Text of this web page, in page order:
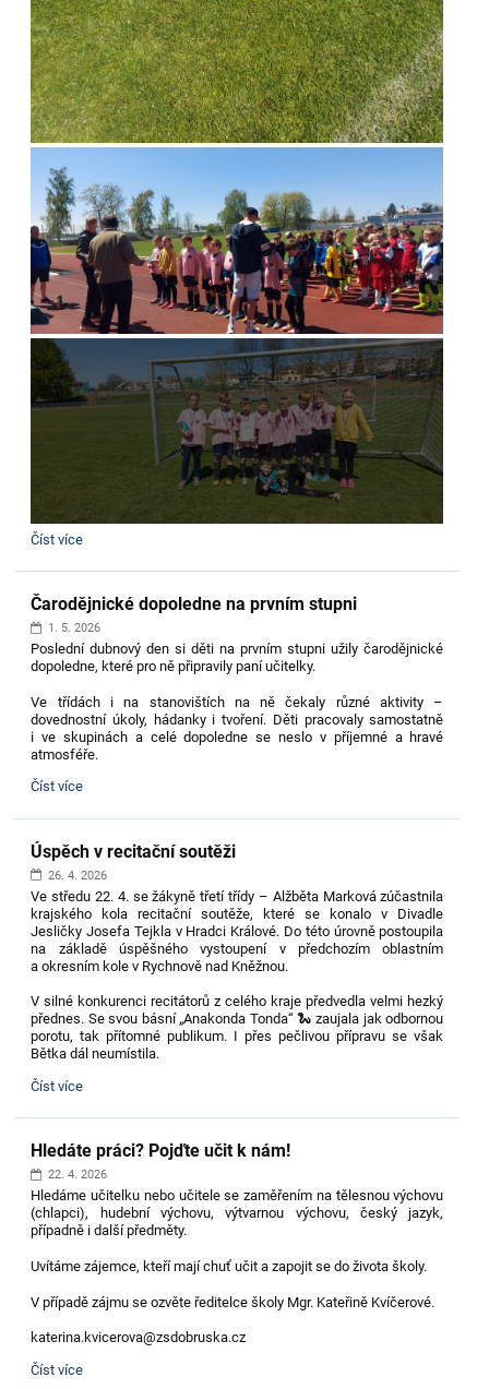
Velký
úspěch:
Číst více
Čarodějnické dopoledne na prvním stupni
1. 5. 2026
Poslední dubnový den si děti na prvním stupni užily čarodějnické
dopoledne, které pro ně připravily paní učitelky.
Ve třídách i na stanovištích na ně čekaly různé aktivity –
dovednostní úkoly, hádanky i tvoření. Děti pracovaly samostatně
i ve skupinách a celé dopoledne se neslo v příjemné a hravé
atmosféře.
Čarodějnické
na
stupni:
Číst více
Úspěch v recitační soutěži
26. 4. 2026
Ve středu 22. 4. se žákyně třetí třídy – Alžběta Marková zúčastnila
krajského kola recitační soutěže, které se konalo v Divadle
Jesličky Josefa Tejkla v Hradci Králové. Do této úrovně postoupila
na základě úspěšného vystoupení v předchozím oblastním
a okresním kole v Rychnově nad Kněžnou.
V silné konkurenci recitátorů z celého kraje předvedla velmi hezký
přednes. Se svou básní „Anakonda Tonda“ 🐍 zaujala jak odbornou
porotu, tak přítomné publikum. I přes pečlivou přípravu se však
Bětka dál neumístila.
Úspěch
recitační
Číst více
Hledáte práci? Pojďte učit k nám!
22. 4. 2026
Hledáme učitelku nebo učitele se zaměřením na tělesnou výchovu
(chlapci), hudební výchovu, výtvarnou výchovu, český jazyk,
případně i další předměty.
Uvítáme zájemce, kteří mají chuť učit a zapojit se do života školy.
V případě zájmu se ozvěte ředitelce školy Mgr. Kateřině Kvíčerové.
katerina.kvicerova@zsdobruska.cz
Hledáte
Číst více